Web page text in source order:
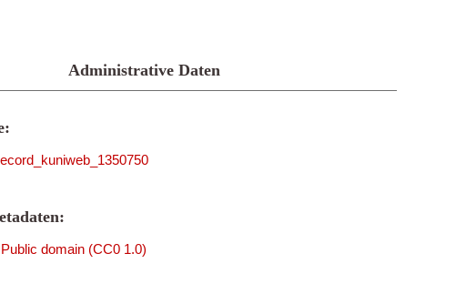
Administrative Daten
domain (CC0 1.0)